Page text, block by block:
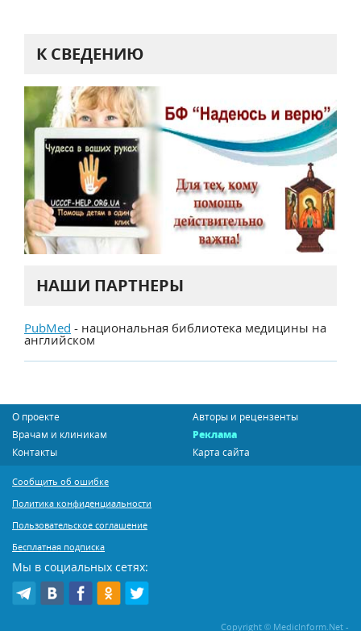
К СВЕДЕНИЮ
НАШИ ПАРТНЕРЫ
PubMed - национальная библиотека медицины на
английском
О проекте
Авторы и рецензенты
Врачам и клиникам
Реклама
Контакты
Карта сайта
Сообщить об ошибке
Политика конфиденциальности
Пользовательское соглашение
Бесплатная подписка
Мы в социальных сетях:
Copyright © MedicInform.Net -